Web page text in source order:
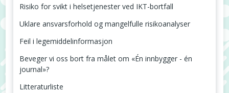
Risiko for svikt i helsetjenester ved IKT-bortfall
Uklare ansvarsforhold og mangelfulle risikoanalyser
Feil i legemiddelinformasjon
Beveger vi oss bort fra målet om «Én innbygger - én
journal»?
Litteraturliste